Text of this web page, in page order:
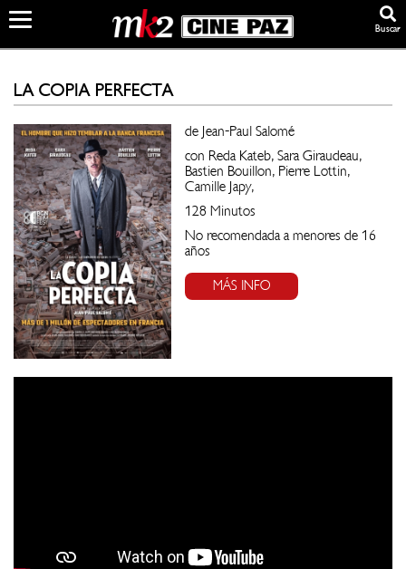
Buscar
LA COPIA PERFECTA
de Jean-Paul Salomé
con Reda Kateb, Sara Giraudeau,
Bastien Bouillon, Pierre Lottin,
Camille Japy,
128 Minutos
No recomendada a menores de 16
años
MÁS INFO